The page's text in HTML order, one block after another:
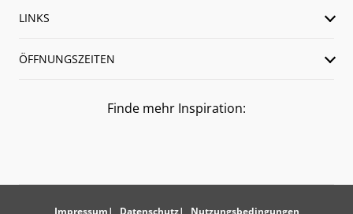
LINKS
ÖFFNUNGSZEITEN
Finde mehr Inspiration:
Impressum Datenschutz Nutzungsbedingungen